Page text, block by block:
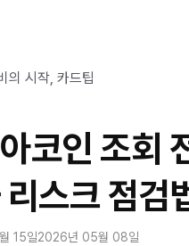
의 시작, 카드팁
코인 조회
스크 점검
15일2026년 05월 08일